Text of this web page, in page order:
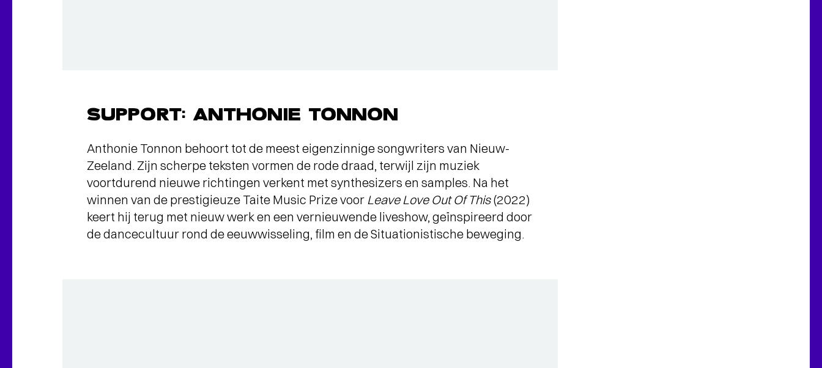
SUPPORT: ANTHONIE TONNON
Anthonie Tonnon behoort tot de meest eigenzinnige songwriters van Nieuw-
Zeeland. Zijn scherpe teksten vormen de rode draad, terwijl zijn muziek
voortdurend nieuwe richtingen verkent met synthesizers en samples. Na het
winnen van de prestigieuze Taite Music Prize voor Leave Love Out Of This(2022)
keert hij terug met nieuw werk en een vernieuwende liveshow, geïnspireerd door
de dancecultuur rond de eeuwwisseling, film en de Situationistische beweging.